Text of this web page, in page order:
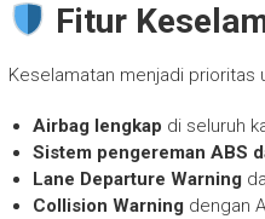
Fitur
Keselamatan menjadi prioritas
Airbag lengkap di seluruh
Sistem pengereman ABS
Lane Departure Warning
Collision Warning dengan